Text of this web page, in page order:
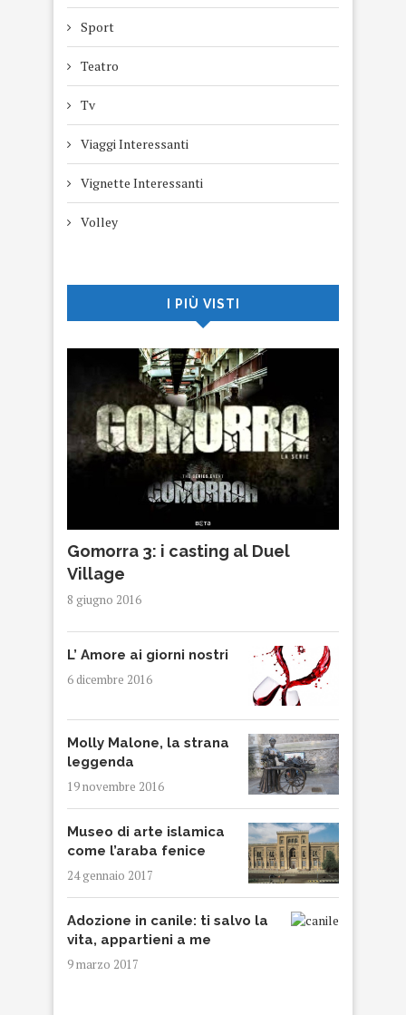
Sport
Teatro
Tv
Viaggi Interessanti
Vignette Interessanti
Volley
I PIÙ VISTI
Gomorra 3: i casting al Duel
Village
8 giugno 2016
L’ Amore ai giorni nostri
6 dicembre 2016
Molly Malone, la strana
leggenda
19 novembre 2016
Museo di arte islamica
come l’araba fenice
24 gennaio 2017
Adozione in canile: ti salvo la
vita, appartieni a me
9 marzo 2017